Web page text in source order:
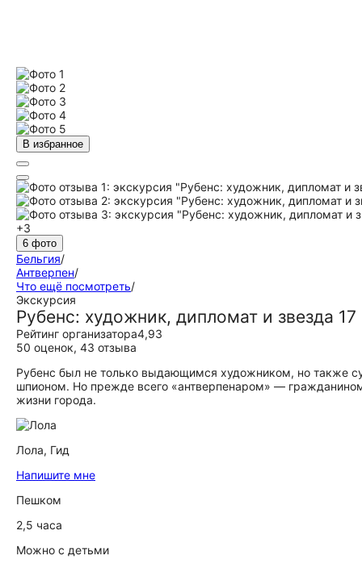
В избранное
+3
6 фото
Бельгия/
Антверпен/
Что ещё посмотреть/
Экскурсия
Рубенс: художник, дипломат и звезда 17
Рейтинг организатора4,93
50 оценок, 43 отзыва
Рубенс был не только выдающимся художником, но также
шпионом. Но прежде всего «антверпенаром» —
жизни города.
Лола, Гид
Напишите мне
Пешком
2,5 часа
Можно с детьми